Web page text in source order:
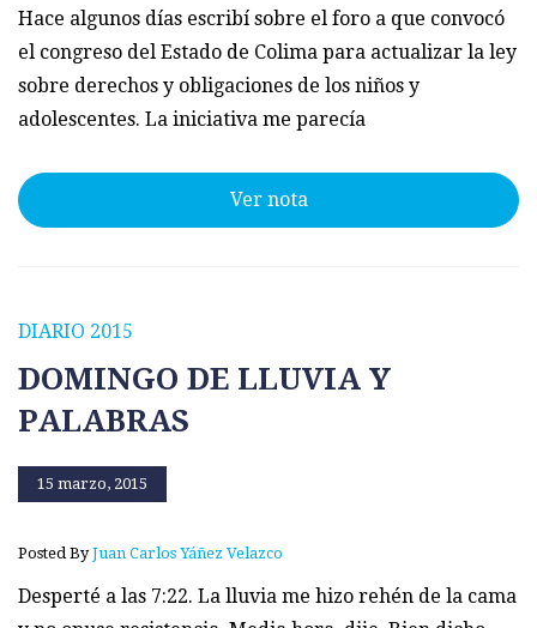
Hace algunos días escribí sobre el foro a que convocó
el congreso del Estado de Colima para actualizar la ley
sobre derechos y obligaciones de los niños y
adolescentes. La iniciativa me parecía
Ver nota
DIARIO 2015
DOMINGO DE LLUVIA Y
PALABRAS
15 marzo, 2015
Posted ByJuan Carlos Yáñez Velazco
Desperté a las 7:22. La lluvia me hizo rehén de la cama